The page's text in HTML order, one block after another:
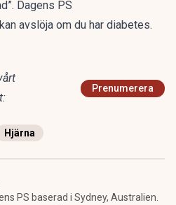
Dagens PS
avslöja om du har diabetes.
Prenumerera
Hjärna
PS baserad i Sydney, Australien.